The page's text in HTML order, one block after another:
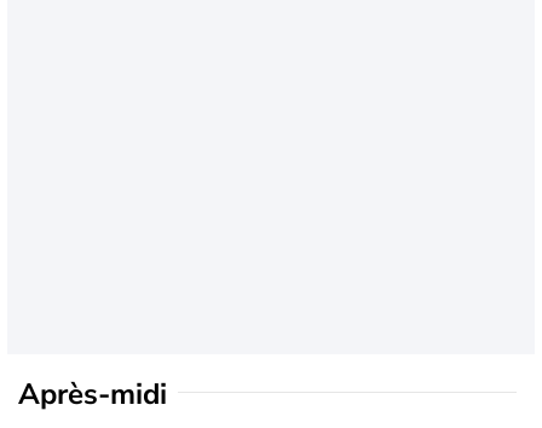
Après-midi